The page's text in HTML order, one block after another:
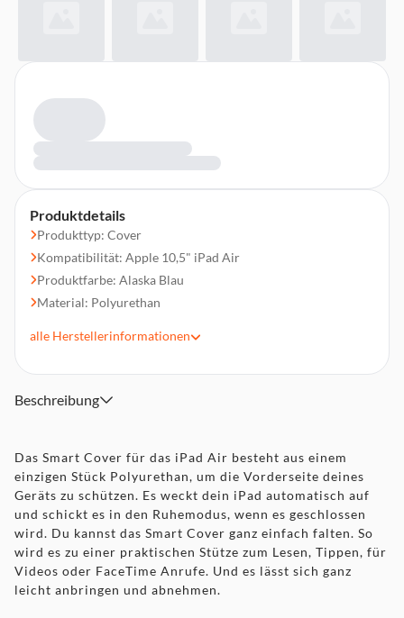
Produktdetails
Produkttyp: Cover
Kompatibilität: Apple 10,5" iPad Air
Produktfarbe: Alaska Blau
Material: Polyurethan
alle Herstellerinformationen
Beschreibung
Das Smart Cover für das iPad Air besteht aus einem
einzigen Stück Polyurethan, um die Vorderseite deines
Geräts zu schützen. Es weckt dein iPad automatisch auf
und schickt es in den Ruhemodus, wenn es geschlossen
wird. Du kannst das Smart Cover ganz einfach falten. So
wird es zu einer praktischen Stütze zum Lesen, Tippen, für
Videos oder FaceTime Anrufe. Und es lässt sich ganz
leicht anbringen und abnehmen.